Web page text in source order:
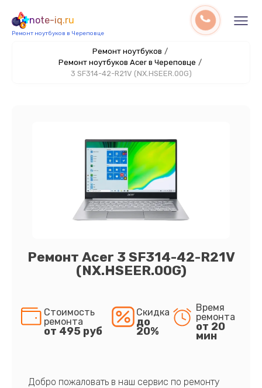
note-iq.ru
Ремонт ноутбуков в Череповце
Ремонт ноутбуков /
Ремонт ноутбуков Acer в Череповце /
3 SF314-42-R21V (NX.HSEER.00G)
Ремонт Acer 3 SF314-42-R21V
(NX.HSEER.00G)
Стоимость
ремонта
от 495 руб
Скидка
до
20%
Время
ремонта
от 20
мин
Добро пожаловать в наш сервис по ремонту